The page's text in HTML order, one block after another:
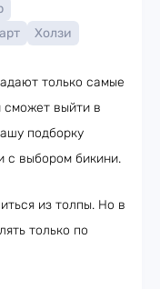
Холзи
только самые
сможет выйти в
подборку
с выбором бикини.
из толпы. Но в
только по